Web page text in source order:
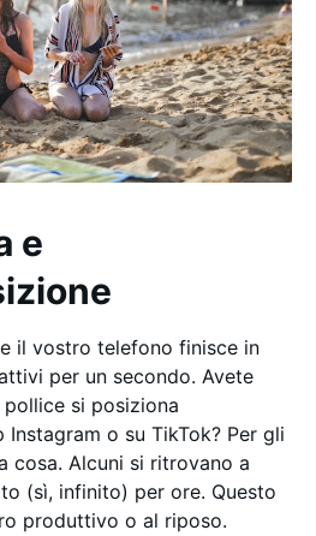
e
il vostro telefono finisce in
per un secondo. Avete
si posiziona
o su TikTok? Per gli
cosa. Alcuni si ritrovano a
(sì, infinito) per ore. Questo
produttivo o al riposo.